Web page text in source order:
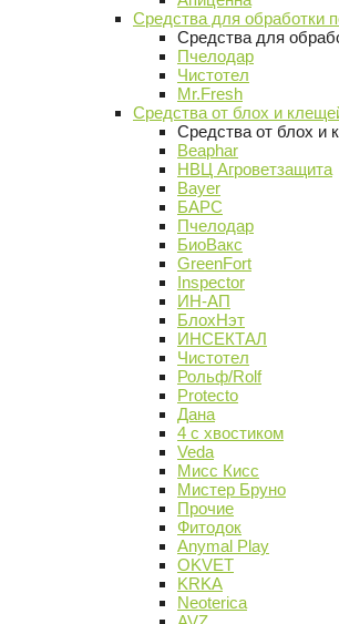
Средства для обработки
Средства для
Пчелодар
Чистотел
Mr.Fresh
Средства от блох и
Средства от блох и
Beaphar
НВЦ Агроветзащита
Bayer
БАРС
Пчелодар
БиоВакс
GreenFort
Inspector
ИН-АП
БлохНэт
ИНСЕКТАЛ
Чистотел
Рольф/Rolf
Protecto
Дана
4 с хвостиком
Veda
Мисс Кисс
Мистер Бруно
Прочие
Фитодок
Anymal Play
OKVET
KRKA
Neoterica